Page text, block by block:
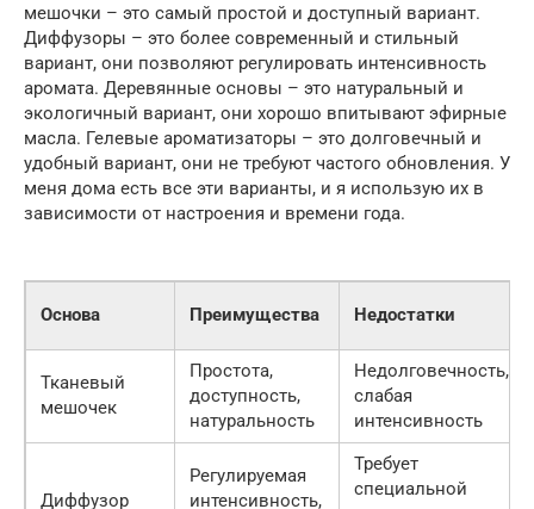
мешочки – это самый простой и доступный вариант.
Диффузоры – это более современный и стильный
вариант, они позволяют регулировать интенсивность
аромата. Деревянные основы – это натуральный и
экологичный вариант, они хорошо впитывают эфирные
масла. Гелевые ароматизаторы – это долговечный и
удобный вариант, они не требуют частого обновления. У
меня дома есть все эти варианты, и я использую их в
зависимости от настроения и времени года.
Основа Преимущества Недостатки
Тканевый
мешочек
Простота,
доступность,
натуральность
Недолговечность,
слабая
интенсивность
Диффузор
Регулируемая
интенсивность,
Требует
специальной